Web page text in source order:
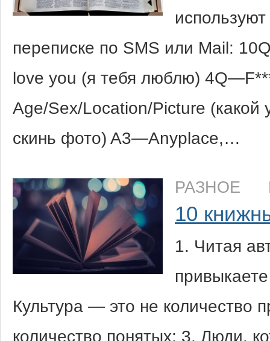
переписке по SMS или Mail:
love you (я тебя люблю)
Age/Sex/Location/Picture (какой
скинь фото) A3—Anyplace,…
РАЗНОЕ
10
1. Читая
Культура — это не количество
количество понятых; 3. Люди,